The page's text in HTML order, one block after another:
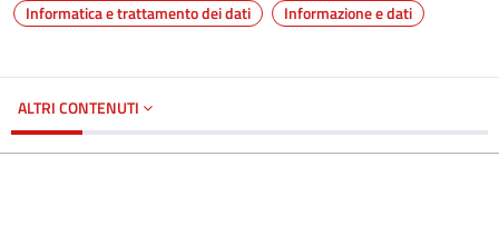
Informatica e trattamento dei dati
Informazione e dati
ALTRI CONTENUTI